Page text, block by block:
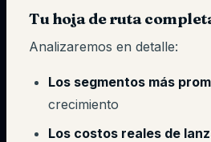
Tu hoja de ruta
Analizaremos en detalle:
Los segmentos más
crecimiento
Los costos reales de